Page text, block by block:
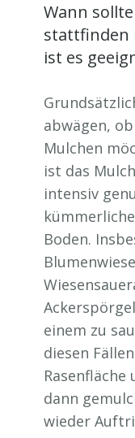
Wann
stattfinden
ist es
abwägen,
Mulchen
ist das
intensiv
Boden.
einem zu
diesen
dann
wieder